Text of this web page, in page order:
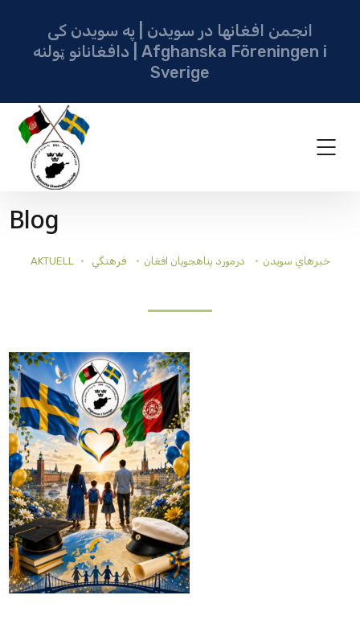
انجمن افغانها در سویدن | په سویدن کی
دافغانانو ټولنه | Afghanska Föreningen i
Sverige
Blog
AKTUELL خبرهاي سويدن درمورد پناهجويان افغان فرهنگي